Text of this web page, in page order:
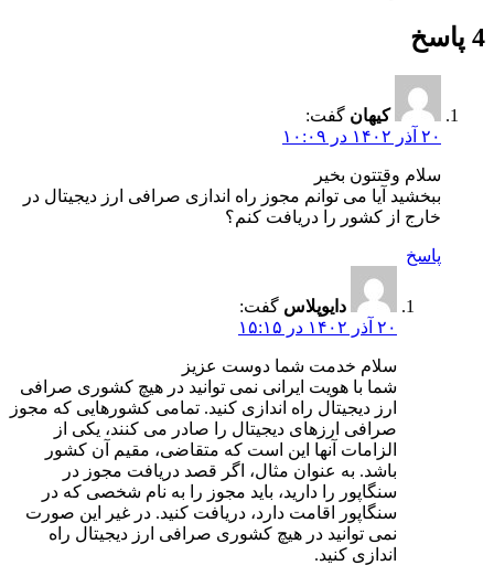
4 پاسخ
کیهان گفت:
۲۰ آذر ۱۴۰۲ در ۱۰:۰۹
سلام وقتتون بخیر
ببخشید آیا می توانم مجوز راه اندازی صرافی ارز دیجیتال در
خارج از کشور را دریافت کنم؟
پاسخ
دایوپلاس گفت:
۲۰ آذر ۱۴۰۲ در ۱۵:۱۵
سلام خدمت شما دوست عزیز
شما با هویت ایرانی نمی توانید در هیچ کشوری صرافی
ارز دیجیتال راه اندازی کنید. تمامی کشورهایی که مجوز
صرافی ارزهای دیجیتال را صادر می کنند، یکی از
الزامات آنها این است که متقاضی، مقیم آن کشور
باشد. به عنوان مثال، اگر قصد دریافت مجوز در
سنگاپور را دارید، باید مجوز را به نام شخصی که در
سنگاپور اقامت دارد، دریافت کنید. در غیر این صورت
نمی توانید در هیچ کشوری صرافی ارز دیجیتال راه
اندازی کنید.